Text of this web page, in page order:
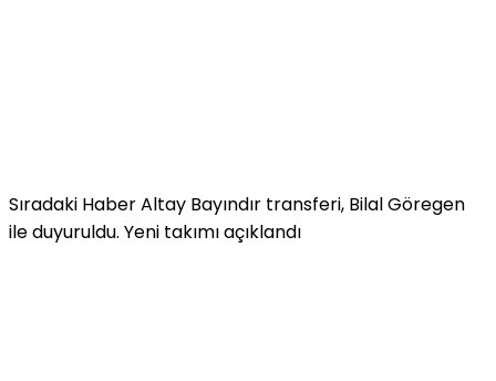
Sıradaki HaberAltay Bayındır transferi, Bilal Göregen
ile duyuruldu. Yeni takımı açıklandı